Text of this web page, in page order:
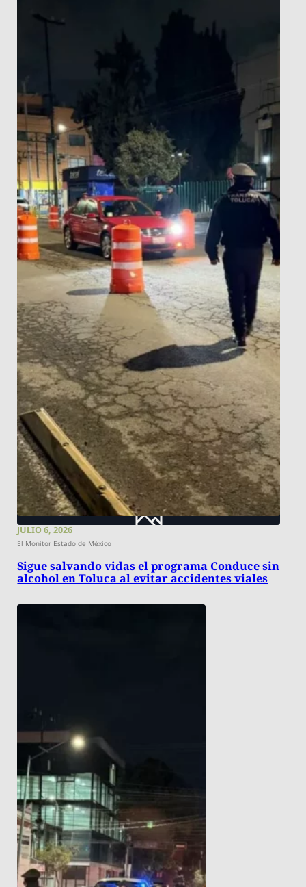
JULIO 6, 2026
El Monitor Estado de México
Sigue salvando vidas el programa Conduce sin
alcohol en Toluca al evitar accidentes viales